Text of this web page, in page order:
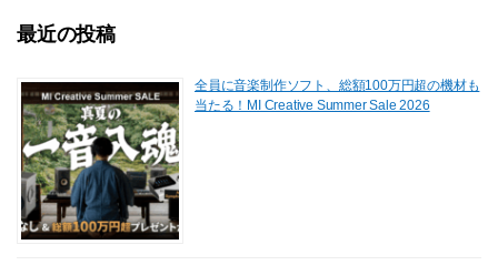
o
k
n
最近の投稿
全員に音楽制作ソフト、総額100万円超の機材も
当たる！MI Creative Summer Sale 2026